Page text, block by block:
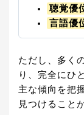
聴覚優
言語優
ただし、多く
り、完全にひ
主な傾向を把
見つけること